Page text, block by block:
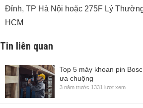
Đỉnh, TP Hà Nội hoặc 275F Lý
HCM
Tin liên quan
Top 5 máy khoan pin
ưa chuộng
3 năm trước 1331 lượt xem